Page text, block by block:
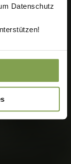
Datenschutz